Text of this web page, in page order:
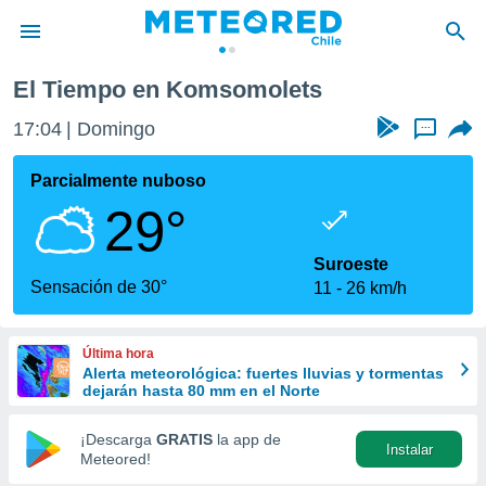
de
por
se
calidad.
a este
las
y
forma
digital
basada
El Tiempo en Komsomolets
17:04 Domingo ...
Parcialmente nuboso
29°
Sensación de 30°
Suroeste
11
26 km/h
Última hora
Alerta meteorológica: fuertes lluvias y tormentas
dejarán hasta 80 mm en el Norte
¡Descarga GRATIS la app de
Meteored!
Instalar